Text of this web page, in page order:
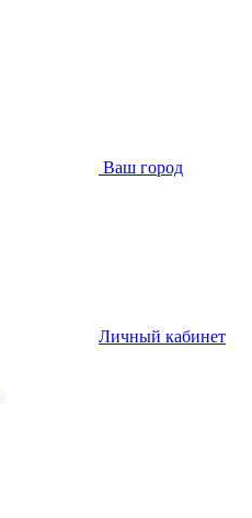
Ваш город
Личный кабинет